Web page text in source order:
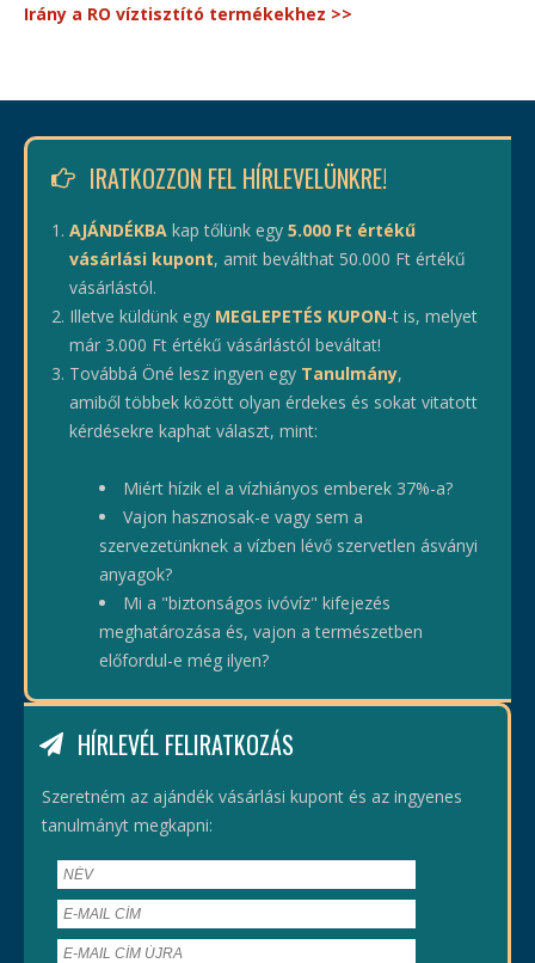
Irány a RO víztisztító termékekhez >>
IRATKOZZON FEL HÍRLEVELÜNKRE!
AJÁNDÉKBA kap tőlünk egy 5.000 Ft értékű
vásárlási kupont, amit beválthat 50.000 Ft értékű
vásárlástól.
Illetve küldünk egy MEGLEPETÉS KUPON-t is, melyet
már 3.000 Ft értékű vásárlástól beváltat!
Továbbá Öné lesz ingyen egy Tanulmány,
amiből többek között olyan érdekes és sokat vitatott
kérdésekre kaphat választ, mint:
Miért hízik el a vízhiányos emberek 37%-a?
Vajon hasznosak-e vagy sem a
szervezetünknek a vízben lévő szervetlen ásványi
anyagok?
Mi a "biztonságos ivóvíz" kifejezés
meghatározása és, vajon a természetben
előfordul-e még ilyen?
HÍRLEVÉL FELIRATKOZÁS
Szeretném az ajándék vásárlási kupont és az ingyenes
tanulmányt megkapni: